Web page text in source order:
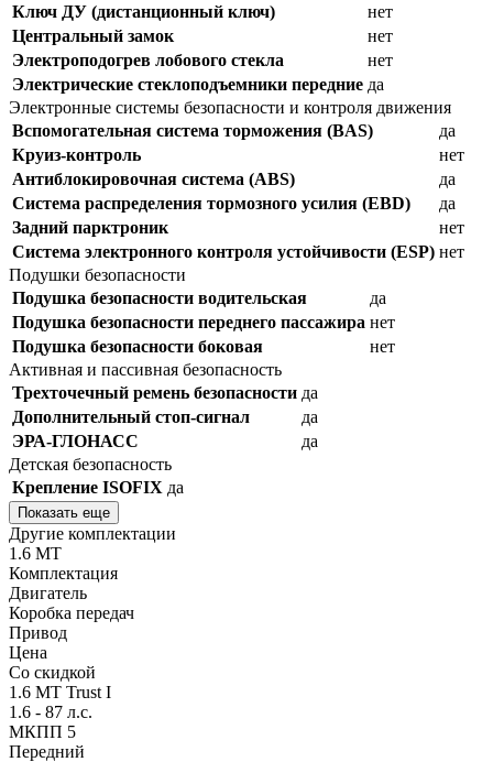
Ключ ДУ (дистанционный ключ)
нет
Центральный замок
нет
Электроподогрев лобового стекла
нет
Электрические стеклоподъемники передние да
Электронные системы безопасности и контроля движения
Вспомогательная система торможения (BAS)
да
Круиз-контроль
нет
Антиблокировочная система (ABS)
да
Система распределения тормозного усилия (EBD)
да
Задний парктроник
нет
Система электронного контроля устойчивости (ESP) нет
Подушки безопасности
Подушка безопасности водительская
да
Подушка безопасности переднего пассажира нет
Подушка безопасности боковая
нет
Активная и пассивная безопасность
Трехточечный ремень безопасности да
Дополнительный стоп-сигнал
да
ЭРА-ГЛОНАСС
да
Детская безопасность
Крепление ISOFIX да
Показать еще
Другие комплектации
1.6 MT
Комплектация
Двигатель
Коробка передач
Привод
Цена
Со скидкой
1.6 MT Trust I
1.6 - 87 л.с.
МКПП 5
Передний